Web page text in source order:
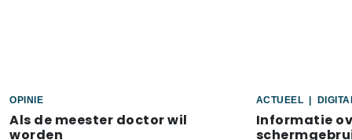
OPINIE
Als de meester doctor wil
worden
ACTUEEL
Informatie